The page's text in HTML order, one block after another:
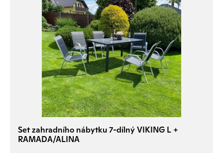
Set zahradního nábytku 7-dílný VIKING L +
RAMADA/ALINA